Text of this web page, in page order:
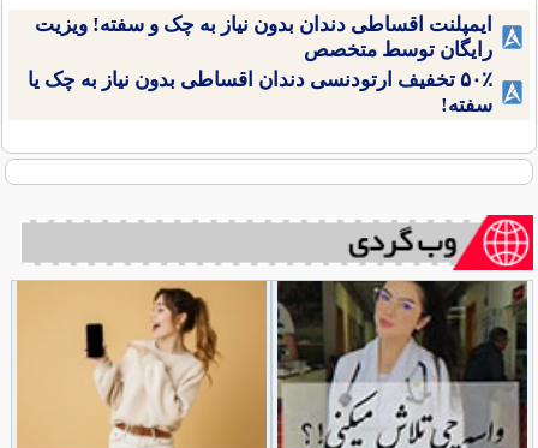
ایمپلنت اقساطی دندان بدون نیاز به چک و سفته! ویزیت
رایگان توسط متخصص
۵۰٪ تخفیف ارتودنسی دندان اقساطی بدون نیاز به چک یا
سفته!